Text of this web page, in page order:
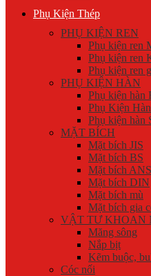
Phụ Kiện Thép
PHỤ KIỆN REN
Phụ kiện ren
Phụ kiện ren
Phụ kiện ren
PHỤ KIỆN HÀN
Phụ kiện hàn
Phụ Kiện
Phụ kiện hàn
MẶT BÍCH
Mặt bích JIS
Mặt bích BS
Mặt bích
Mặt bích DIN
Mặt bích mù
Mặt bích gia
VẬT TƯ KHOAN
Măng sông
Nắp bịt
Kẽm buộc,
Cóc nối